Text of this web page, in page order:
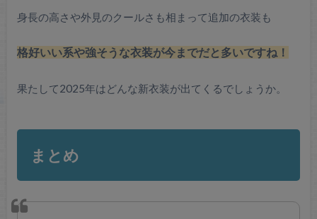
身長の高さや外見のクールさも相まって追加の衣装も
格好いい系や強そうな衣装が今までだと多いですね！
果たして2025年はどんな新衣装が出てくるでしょうか。
まとめ